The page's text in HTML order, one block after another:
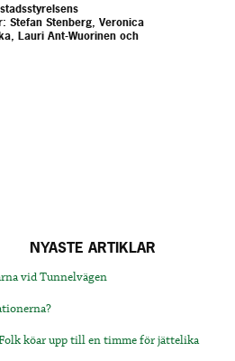
Stefan Stenberg, Veronica
Lauri Ant-Wuorinen och
NYASTE ARTIKLAR
vid Tunnelvägen
köar upp till en timme för jättelika